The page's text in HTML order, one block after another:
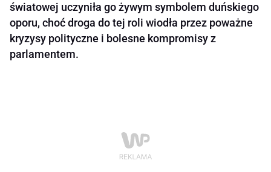
światowej uczyniła go żywym symbolem duńskiego
oporu, choć droga do tej roli wiodła przez poważne
kryzysy polityczne i bolesne kompromisy z
parlamentem.